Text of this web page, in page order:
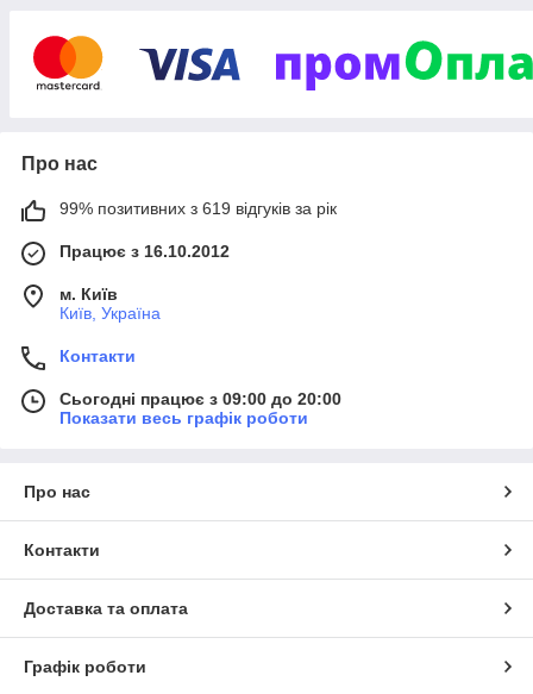
Магазин працює:
з 9:00 до 20:00 (вихідні з 9:00 до 18:00)
Доставка:
Доставка можлива наступними варіантами:
2) Укр. пошта (передплата);
3) Доставка кур'єром (передплата, оплата при отриманні
4) Самовивіз (оплата при отриманні товару).
Оплата:
На картку ПриватБанку або МоноБанка, готівкою,
безготівковий розрахунок
Про нас
99% позитивних з 619 відгуків за рік
Працює з 16.10.2012
м. Київ
Київ, Україна
Контакти
Сьогодні працює з 09:00 до 20:00
Показати весь графік роботи
Про нас
Контакти
Доставка та оплата
Графік роботи